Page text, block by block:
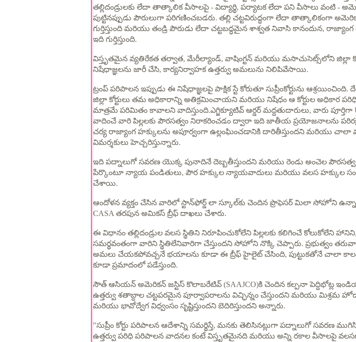
తల్లిదండ్రులకు లేదా తాత్కాలిక వీసాలపై - విద్యార్థి, పర్యాటక లేదా పని వీసాలు వంటి -
పుట్టినప్పుడు పౌరులుగా పరిగణించబడరు. తల్లి చట్టవిరుద్ధంగా లేదా తాత్కాలికంగా
గుర్తిస్తుంది మరియు తండ్రి పౌరుడు లేదా చట్టబద్ధమైన శాశ్వత నివాసి కానందున, రాజ్యాంగ
ఇది గుర్తిస్తుంది.
విస్తృతమైన వ్యతిరేకత తర్వాత, మేరీల్యాండ్, వాషింగ్టన్ మరియు మసాచుసెట్స్‌లోని జిల్లా
నిషేధాజ్ఞలను జారీ చేసి, కార్యనిర్వాహక ఉత్తర్వు అమలును నిలిపివేసాయి.
ట్రంప్ పరిపాలన ఇప్పుడు ఈ నిషేధాజ్ఞలపై పాక్షిక స్టే కోరుతూ సుప్రీంకోర్టును
జిల్లా కోర్టులు తమ అధికారాన్ని అతిక్రమించాయని మరియు నిషేధం ఆ కోర్టుల అధికార పరిధికి
మాత్రమే పరిమితం కావాలని వాదిస్తుంది.ఎగ్జిక్యూటివ్ ఆర్డర్ మద్దతుదారులు, వారు
వాదించే వారి పిల్లలకు పౌరసత్వం నిరాకరించడం ద్వారా ఇది జాతీయ ప్రయోజనాలను
చర్య రాజ్యాంగ హక్కులను అపూర్వంగా ఉల్లంఘించడానికి దారితీస్తుందని మరియు చాలా
విమర్శకులు హెచ్చరిస్తున్నారు.
ఇది పద్నాలుగో సవరణ యొక్క పునాదినే దెబ్బతీస్తుందని మరియు రెండు అంచెల పౌరసత్వ
పేర్కొంటూ న్యాయ పండితులు, పౌర హక్కుల న్యాయవాదులు మరియు వలస హక్కుల
చేశాయి.
ఆందోళన వ్యక్తం చేసిన వారిలో స్టాన్‌ఫోర్డ్ లా స్కూల్‌కు చెందిన ప్రొఫెసర్ మిలా సోహోని
CASA తరపున అమికస్ బ్రీఫ్ దాఖలు చేశారు.
ఈ విధానం తల్లిదండ్రుల వలస స్థితిని నిరూపించుకోలేని పిల్లలకు కలిగించే కోలుకోలేని
సమర్థవంతంగా వారిని స్థితిలేనివారిగా చేస్తుందని సోహోని నొక్కి చెప్పారు. ప్రభుత్వం
అమలు చేయకపోవచ్చనే భయాలను కూడా ఈ బ్రీఫ్ హైలైట్ చేసింది, పుట్టుకతోనే చాలా
కూడా ప్రమాదంలో పడేస్తుంది.
సౌత్ ఆసియన్ అమెరికన్ జస్టిస్ కొలాబరేటివ్ (SAAJCO)కి చెందిన కల్పనా పెద్దిభోట్ల
ఉత్తర్వు శతాబ్దాల చట్టపరమైన పూర్వాపరాలను విచ్ఛిన్నం చేస్తుందని మరియు మిశ్రమ
మరియు భావోద్వేగ విధ్వంసం సృష్టిస్తుందని బెదిరిస్తుందని అన్నారు.
"సుప్రీం కోర్టు పరిపాలన ఆదేశాన్ని సమర్థిస్తే, మనకు తెలిసినట్లుగా పద్నాలుగో సవరణ
ఉత్తర్వు పరిధి పరిపాలన వాదనల కంటే విస్తృతమైనది మరియు అన్ని రకాల వీసాలపై